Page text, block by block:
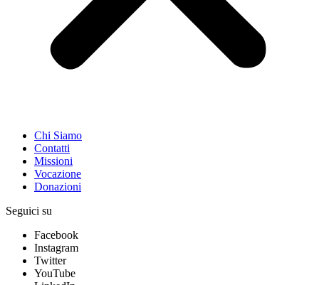
Chi Siamo
Contatti
Missioni
Vocazione
Donazioni
Seguici su
Facebook
Instagram
Twitter
YouTube